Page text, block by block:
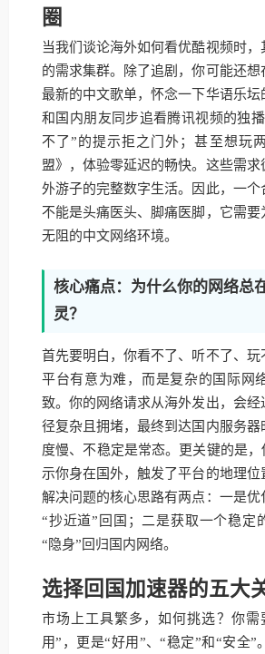
圈
当我们谈论海外如何看优酷视频时
的需求集群。除了追剧，你可能还
最新的中文歌单，怀念一下华语乐坛
和国内朋友同步追看腾讯视频的独
不了”的提示拒之门外；甚至想玩
盟》，体验零延迟的畅快。这些需
外游子的完整数字生活。因此，一个
不能是头痛医头、脚痛医脚，它需
无阻的中文网络环境。
核心痛点：为什么你的网络总
灵？
首先要明白，你看不了、听不了、
平台有意为难，而是复杂的国际网
致。你的网络请求从海外发出，会
径复杂且拥堵，最终到达国内服务
度慢、不稳定是常态。更关键的是，
示你身在国外，触发了平台的地理位
解决问题的核心思路有两点：一是
“抄近道”回国；二是获取一个稳定
“隐身”回归国内网络。
选择回国加速器的五大
市场上工具繁多，如何挑选？你需
用”，更是“好用”、“稳定”和“安全”